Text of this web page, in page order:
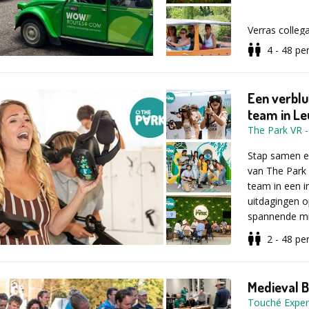
manier meer
achterlaat.
Voor meer
formulier
Verras
Laat de
kronkelende
verborgen
ontdekt
tempo.
Het gaat niet
leren
contacten
4 - 48
Een
team in
The Park VR -
Stap samen
van The
team in een
uitdagingen
spannende
Bij The Park
verhaal
2 - 48
Medieval
Touché